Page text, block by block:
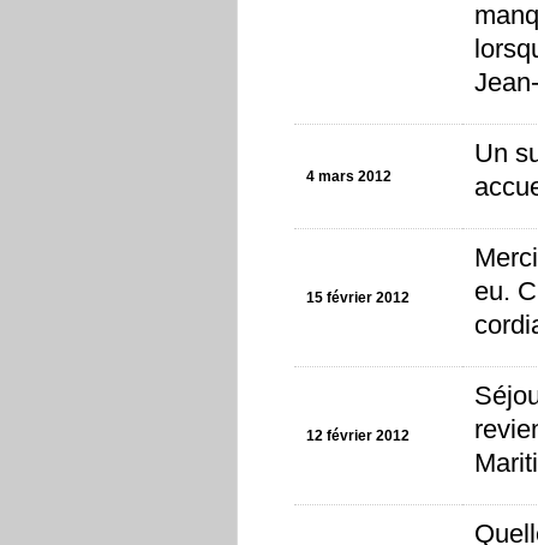
4 mars 2012
Un
15 février 2012
eu.
12 février 2012